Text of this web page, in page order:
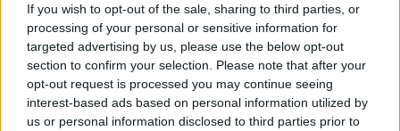
If you wish to opt-out of the sale, sharing to third parties, or
processing of your personal or sensitive information for
targeted advertising by us, please use the below opt-out
section to confirm your selection. Please note that after your
opt-out request is processed you may continue seeing
interest-based ads based on personal information utilized by
us or personal information disclosed to third parties prior to
Παιδείας. Πρώτος στο Δυτικό Τομέα της
Αθήνας ήρθε ο Μιχάλης Χρυσοχοΐδης- που
στο παρελθόν ήταν υπουργός του ΠΑΣΟΚ -
και ο οποίος τώρα αναλαμβάνει την …
ηλεκτρική καρέκλα του υπουργείου Υγείας.